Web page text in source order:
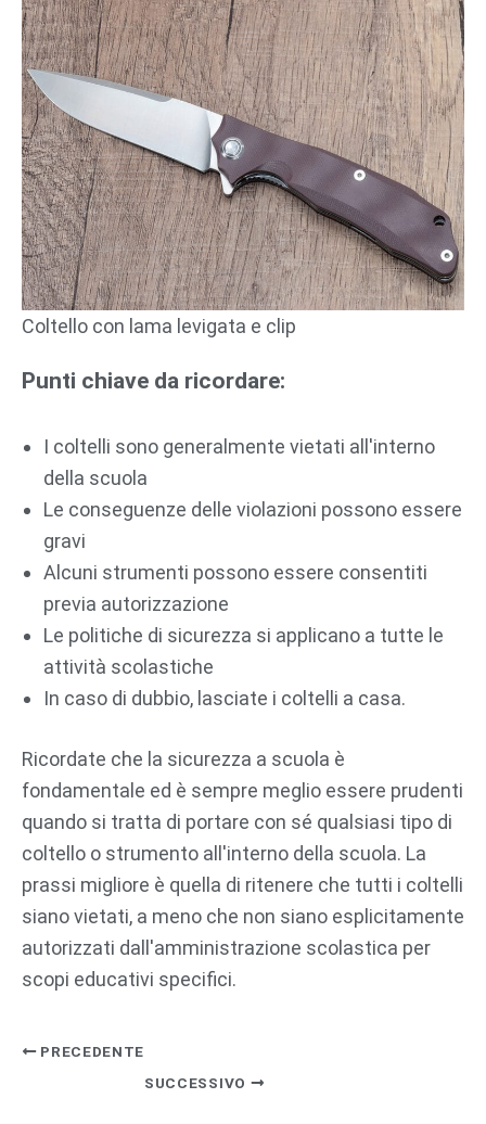
Coltello con lama levigata e clip
Punti chiave da ricordare:
I coltelli sono generalmente vietati all'interno
della scuola
Le conseguenze delle violazioni possono essere
gravi
Alcuni strumenti possono essere consentiti
previa autorizzazione
Le politiche di sicurezza si applicano a tutte le
attività scolastiche
In caso di dubbio, lasciate i coltelli a casa.
Ricordate che la sicurezza a scuola è
fondamentale ed è sempre meglio essere prudenti
quando si tratta di portare con sé qualsiasi tipo di
coltello o strumento all'interno della scuola. La
prassi migliore è quella di ritenere che tutti i coltelli
siano vietati, a meno che non siano esplicitamente
autorizzati dall'amministrazione scolastica per
scopi educativi specifici.
PRECEDENTE
SUCCESSIVO